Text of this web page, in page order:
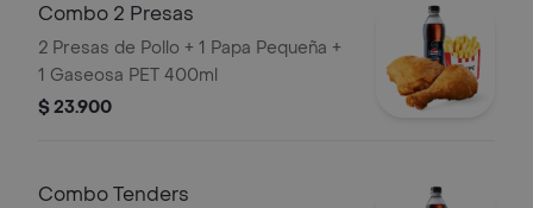
Combo 2 Presas
2 Presas de Pollo + 1 Papa Pequeña +
1 Gaseosa PET 400ml
$ 23.900
Combo Tenders